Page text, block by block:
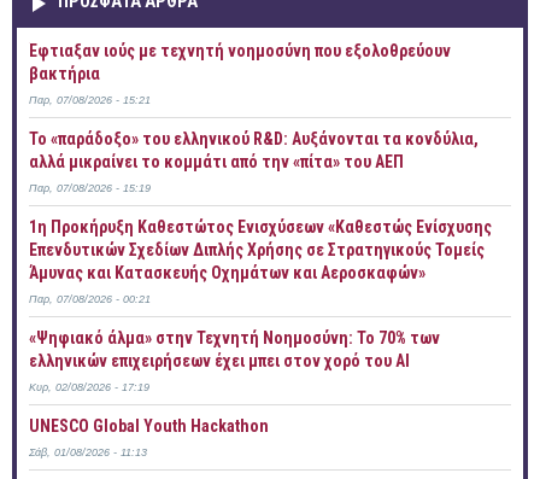
Έφτιαξαν ιούς με τεχνητή νοημοσύνη που εξολοθρεύουν
βακτήρια
Παρ, 07/08/2026 - 15:21
Το «παράδοξο» του ελληνικού R&D: Αυξάνονται τα κονδύλια,
αλλά μικραίνει το κομμάτι από την «πίτα» του ΑΕΠ
Παρ, 07/08/2026 - 15:19
1η Προκήρυξη Καθεστώτος Ενισχύσεων «Καθεστώς Ενίσχυσης
Επενδυτικών Σχεδίων Διπλής Χρήσης σε Στρατηγικούς Τομείς
Άμυνας και Κατασκευής Οχημάτων και Αεροσκαφών»
Παρ, 07/08/2026 - 00:21
«Ψηφιακό άλμα» στην Τεχνητή Νοημοσύνη: Το 70% των
ελληνικών επιχειρήσεων έχει μπει στον χορό του AI
Κυρ, 02/08/2026 - 17:19
UNESCO Global Youth Hackathon
Σάβ, 01/08/2026 - 11:13